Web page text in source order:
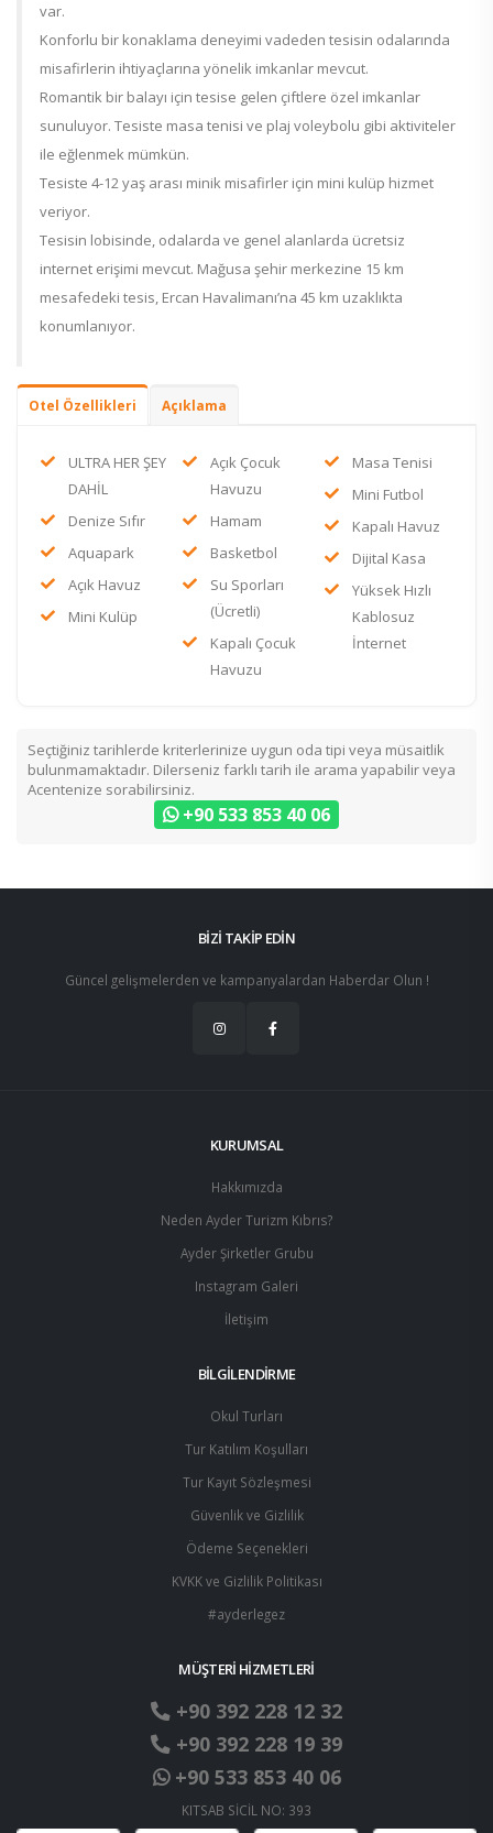
var.
Konforlu bir konaklama deneyimi vadeden tesisin odalarında
misafirlerin ihtiyaçlarına yönelik imkanlar mevcut.
Romantik bir balayı için tesise gelen çiftlere özel imkanlar
sunuluyor. Tesiste masa tenisi ve plaj voleybolu gibi aktiviteler
ile eğlenmek mümkün.
Tesiste 4-12 yaş arası minik misafirler için mini kulüp hizmet
veriyor.
Tesisin lobisinde, odalarda ve genel alanlarda ücretsiz
internet erişimi mevcut. Mağusa şehir merkezine 15 km
mesafedeki tesis, Ercan Havalimanı’na 45 km uzaklıkta
konumlanıyor.
Otel Özellikleri Açıklama
ULTRA HER ŞEY
DAHİL
Denize Sıfır
Aquapark
Açık Havuz
Mini Kulüp
Açık Çocuk
Havuzu
Hamam
Basketbol
Su Sporları
(Ücretli)
Kapalı Çocuk
Havuzu
Masa Tenisi
Mini Futbol
Kapalı Havuz
Dijital Kasa
Yüksek Hızlı
Kablosuz
İnternet
Seçtiğiniz tarihlerde kriterlerinize uygun oda tipi veya müsaitlik
bulunmamaktadır. Dilerseniz farklı tarih ile arama yapabilir veya
Acentenize sorabilirsiniz.
+90 533 853 40 06
BİZİ TAKİP EDİN
Güncel gelişmelerden ve kampanyalardan Haberdar Olun !
KURUMSAL
Hakkımızda
Neden Ayder Turizm Kıbrıs?
Ayder Şirketler Grubu
Instagram Galeri
İletişim
BİLGİLENDİRME
Okul Turları
Tur Katılım Koşulları
Tur Kayıt Sözleşmesi
Güvenlik ve Gizlilik
Ödeme Seçenekleri
KVKK ve Gizlilik Politikası
#ayderlegez
MÜŞTERİ HİZMETLERİ
+90 392 228 12 32
+90 392 228 19 39
+90 533 853 40 06
KITSAB SİCİL NO: 393